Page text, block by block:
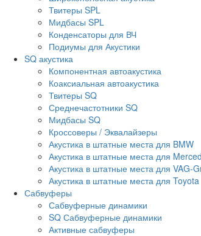
Твитеры SPL
Мидбасы SPL
Конденсаторы для ВЧ
Подиумы для Акустики
SQ акустика
Компонентная автоакустика
Коаксиальная автоакустика
Твитеры SQ
Среднечастотники SQ
Мидбасы SQ
Кроссоверы / Эквалайзеры
Акустика в штатные места для BMW
Акустика в штатные места для
Акустика в штатные места для VAG-
Акустика в штатные места для Toyota
Сабвуферы
Сабвуферные динамики
SQ Сабвуферные динамики
Активные сабвуферы